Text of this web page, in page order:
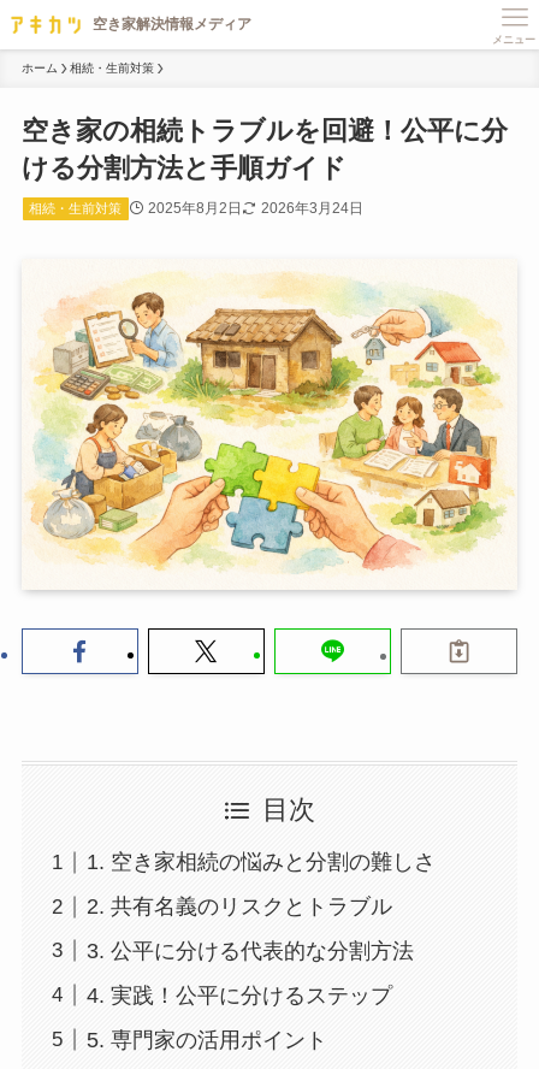
メニュー
ホーム 相続・生前対策
空き家の相続トラブルを回避！公平に分
ける分割方法と手順ガイド
相続・生前対策 2025年8月2日 2026年3月24日
目次
1. 空き家相続の悩みと分割の難しさ
2. 共有名義のリスクとトラブル
3. 公平に分ける代表的な分割方法
4. 実践！公平に分けるステップ
5. 専門家の活用ポイント